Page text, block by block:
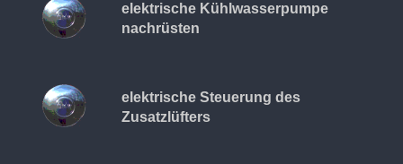
elektrische Kühlwasserpumpe
nachrüsten
elektrische Steuerung des
Zusatzlüfters